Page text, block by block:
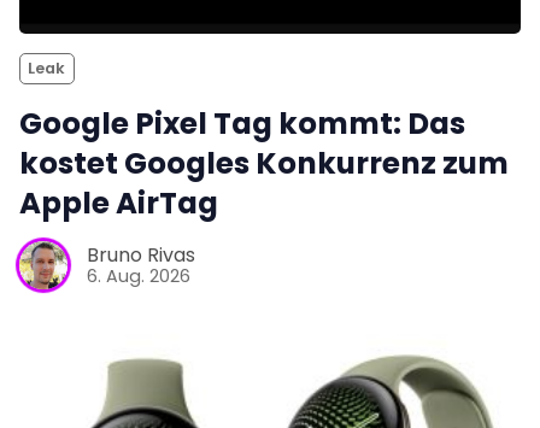
Leak
Google Pixel Tag kommt: Das
kostet Googles Konkurrenz zum
Apple AirTag
Bruno Rivas
6. Aug. 2026